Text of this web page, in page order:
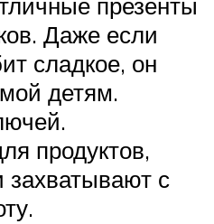
презенты
Даже если
сладкое, он
детям.
продуктов,
с